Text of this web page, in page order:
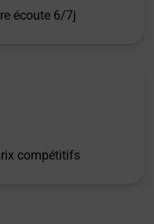
écoute 6/7j
compétitifs